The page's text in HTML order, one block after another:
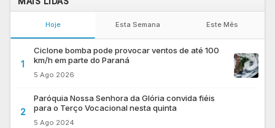
Hoje Esta Semana Este Mês
1
Ciclone bomba pode provocar ventos de até 100
km/h em parte do Paraná
5 Ago 2026
2
Paróquia Nossa Senhora da Glória convida fiéis
para o Terço Vocacional nesta quinta
5 Ago 2024